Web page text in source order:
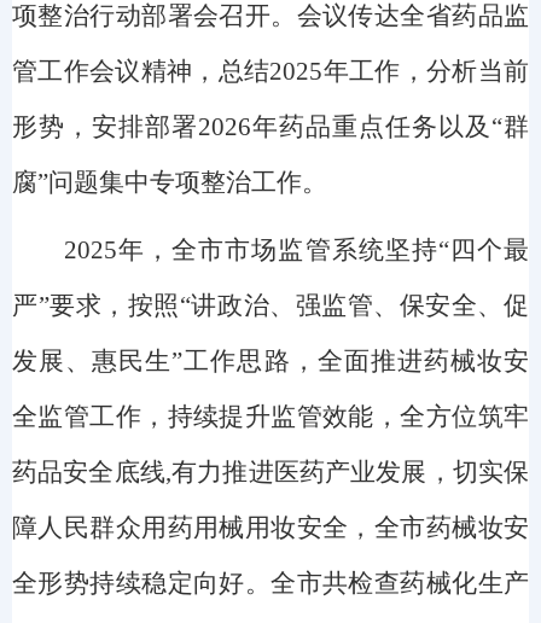
项整治行动部署会召开。会议传达全省药品监
管工作会议精神，总结2025年工作 ，分析当前
形势，安排部署2026年药品重点任务以及“群
腐”问题集中专项整治工作。
2025年，全市市场监管系统坚持“四个最
严”要求 ， 按照“讲政治、强监管、保安全、促
发展、惠民生”工作思路，全面推进药械妆安
全监管工作，持续提升监管效能，全方位筑牢
药品安全底线,有力推进医药产业发展，切实保
障人民群众用药用械用妆安全，全市药械妆安
全形势持续稳定向好。全市共检查药械化生产